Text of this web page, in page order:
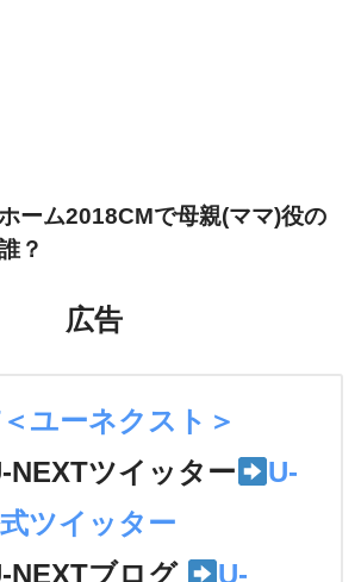
ーム2018CMで母親(ママ)役の
？
広告
ユーネクスト＞
NEXTツイッター
U-
ツイッター
NEXTブログ
U-